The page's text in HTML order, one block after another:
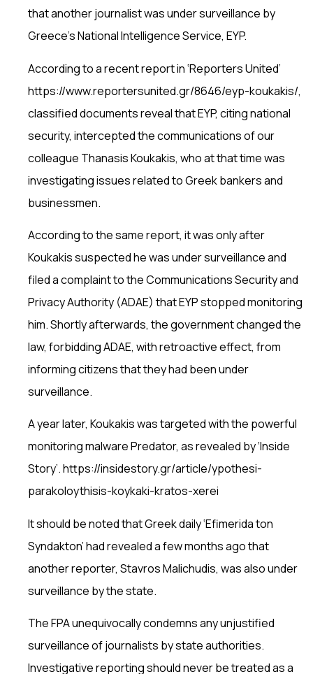
that another journalist was under surveillance by
Greece’s National Intelligence Service, EYP.
According to a recent report in ‘Reporters United’
https://www.reportersunited.gr/8646/eyp-koukakis/,
classified documents reveal that EYP, citing national
security, intercepted the communications of our
colleague Thanasis Koukakis, who at that time was
investigating issues related to Greek bankers and
businessmen.
According to the same report, it was only after
Koukakis suspected he was under surveillance and
filed a complaint to the Communications Security and
Privacy Authority (ADAE) that EYP stopped monitoring
him. Shortly afterwards, the government changed the
law, forbidding ADAE, with retroactive effect, from
informing citizens that they had been under
surveillance.
A year later, Koukakis was targeted with the powerful
monitoring malware Predator, as revealed by ‘Inside
Story’. https://insidestory.gr/article/ypothesi-
parakoloythisis-koykaki-kratos-xerei
It should be noted that Greek daily ‘Efimerida ton
Syndakton’ had revealed a few months ago that
another reporter, Stavros Malichudis, was also under
surveillance by the state.
The FPA unequivocally condemns any unjustified
surveillance of journalists by state authorities.
Investigative reporting should never be treated as a